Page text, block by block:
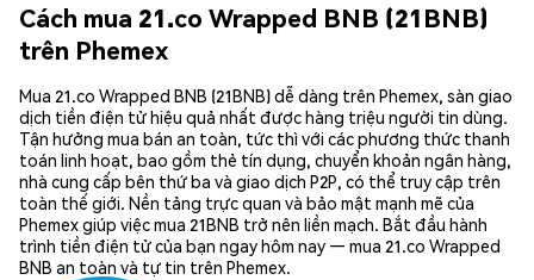
Cách mua 21.co Wrapped BNB (21BNB)
trên Phemex
Mua 21.co Wrapped BNB (21BNB) dễ dàng trên Phemex, sàn giao
dịch tiền điện tử hiệu quả nhất được hàng triệu người tin dùng.
Tận hưởng mua bán an toàn, tức thì với các phương thức thanh
toán linh hoạt, bao gồm thẻ tín dụng, chuyển khoản ngân hàng,
nhà cung cấp bên thứ ba và giao dịch P2P, có thể truy cập trên
toàn thế giới. Nền tảng trực quan và bảo mật mạnh mẽ của
Phemex giúp việc mua 21BNB trở nên liền mạch. Bắt đầu hành
trình tiền điện tử của bạn ngay hôm nay — mua 21.co Wrapped
BNB an toàn và tự tin trên Phemex.